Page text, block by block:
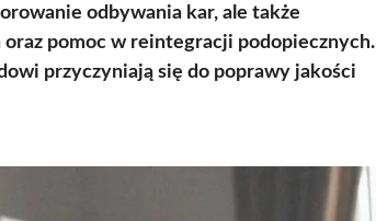
odbywania kar, ale także
pomoc w reintegracji podopiecznych.
przyczyniają się do poprawy jakości